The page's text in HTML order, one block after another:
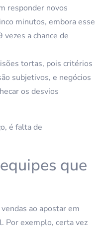
responder novos
minutos, embora esse
a chance de
tortas, pois critérios
subjetivos, e negócios
os desvios
é falta de
que
ao apostar em
Por exemplo, certa vez